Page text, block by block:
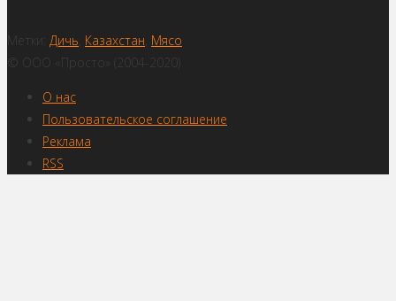
Метки: Дичь Казахстан Мясо
© ООО «Просто» (2004-2020)
О нас
Пользовательское соглашение
Реклама
RSS